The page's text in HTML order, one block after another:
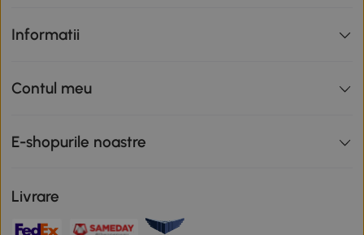
Informatii
Contul meu
E-shopurile noastre
Livrare